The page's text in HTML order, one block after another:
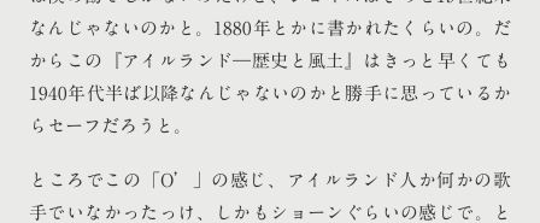
なんじゃないのかと。1880年とかに書かれたくらいの。だ
からこの『アイルランド―歴史と風土』はきっと早くても
1940年代半ば以降なんじゃないのかと勝手に思っているか
らセーフだろうと。
ところでこの「O’」の感じ、アイルランド人か何かの歌
手でいなかったっけ、しかもショーンぐらいの感じで。と